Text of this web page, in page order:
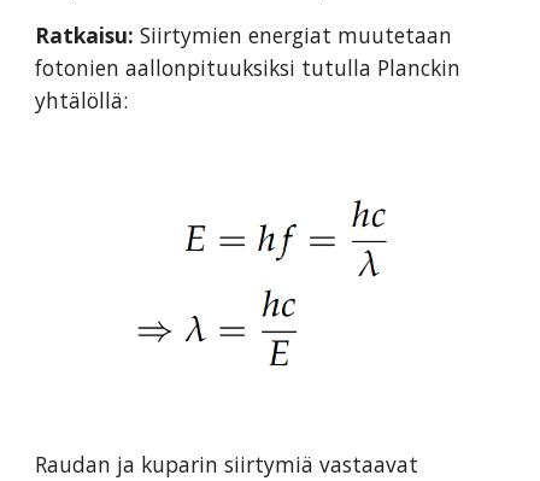
Ratkaisu: Siirtymien energiat muutetaan
fotonien aallonpituuksiksi tutulla Planckin
yhtälöllä:
Raudan ja kuparin siirtymiä vastaavat